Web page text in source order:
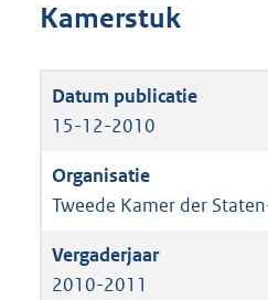
Kamerstuk
15-12-2010
Tweede Kamer der
2010-2011